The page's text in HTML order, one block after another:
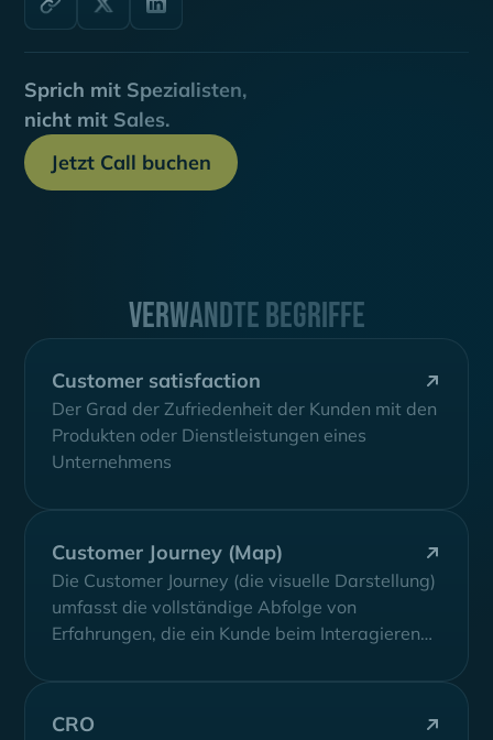
Sprich mit Spezialisten,
nicht mit Sales.
Jetzt Call buchen
Verwandte Begriffe
Customer satisfaction
Der Grad der Zufriedenheit der Kunden mit den
Produkten oder Dienstleistungen eines
Unternehmens
Customer Journey (Map)
Die Customer Journey (die visuelle Darstellung)
umfasst die vollständige Abfolge von
Erfahrungen, die ein Kunde beim Interagieren
CRO